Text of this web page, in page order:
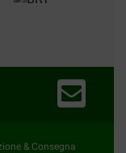
& Consegna